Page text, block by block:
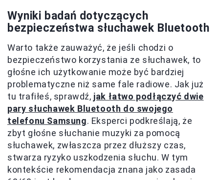
Wyniki badań dotyczących
bezpieczeństwa słuchawek Bluetooth
Warto także zauważyć, że jeśli chodzi o
bezpieczeństwo korzystania ze słuchawek, to
głośne ich użytkowanie może być bardziej
problematyczne niż same fale radiowe. Jak już
tu trafiłeś, sprawdź, jak łatwo podłączyć dwie
pary słuchawek Bluetooth do swojego
telefonu Samsung. Eksperci podkreślają, że
zbyt głośne słuchanie muzyki za pomocą
słuchawek, zwłaszcza przez dłuższy czas,
stwarza ryzyko uszkodzenia słuchu. W tym
kontekście rekomendacja znana jako zasada